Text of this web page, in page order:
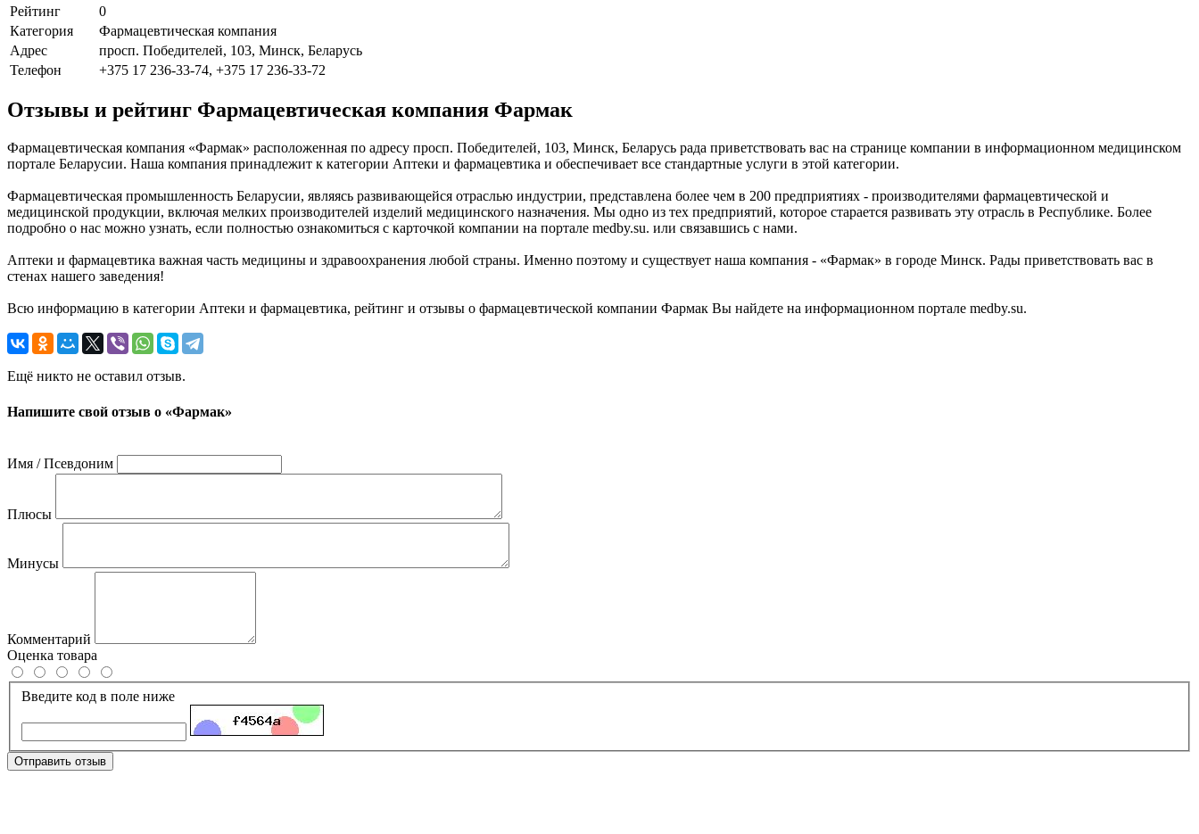
Рейтинг
0
Категория
Фармацевтическая компания
Адрес
просп. Победителей, 103, Минск, Беларусь
Телефон
+375 17 236-33-74, +375 17 236-33-72
Отзывы и рейтинг Фармацевтическая компания Фармак
Фармацевтическая компания «Фармак» расположенная по адресу просп. Победителей, 103, Минск, Беларусь рада приветствовать вас на странице компании в информационном медицинском
портале Беларусии. Наша компания принадлежит к категории Аптеки и фармацевтика и обеспечивает все стандартные услуги в этой категории.
Фармацевтическая промышленность Беларусии, являясь развивающейся отраслью индустрии, представлена более чем в 200 предприятиях - производителями фармацевтической и
медицинской продукции, включая мелких производителей изделий медицинского назначения. Мы одно из тех предприятий, которое старается развивать эту отрасль в Республике. Более
подробно о нас можно узнать, если полностью ознакомиться с карточкой компании на портале medby.su. или связавшись с нами.
Аптеки и фармацевтика важная часть медицины и здравоохранения любой страны. Именно поэтому и существует наша компания - «Фармак» в городе Минск. Рады приветствовать вас в
стенах нашего заведения!
Всю информацию в категории Аптеки и фармацевтика, рейтинг и отзывы о фармацевтической компании Фармак Вы найдете на информационном портале medby.su.
Ещё никто не оставил отзыв.
Напишите свой отзыв о «Фармак»
Имя / Псевдоним
Плюсы
Минусы
Комментарий
Оценка товара
Введите код в поле ниже
Отправить отзыв